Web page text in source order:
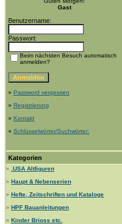
Gast
Benutzername:
Passwort:
Beim nächsten Besuch automatisch
anmelden?
» Password vergessen
» Registrierung
» Kontakt
» Schlüsselwörter/Suchwörter:
Kategorien
»
.USA Altfiguren
» Haupt & Nebenserien
» Hefte, Zeitschriften und Kataloge
» HPF Bauanleitungen
» Kinder Brioss etc.